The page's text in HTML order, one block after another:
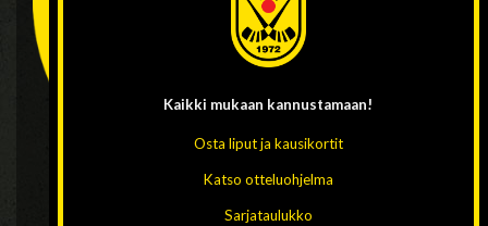
Kaikki mukaan kannustamaan!
Osta liput ja kausikortit
Katso otteluohjelma
Sarjataulukko